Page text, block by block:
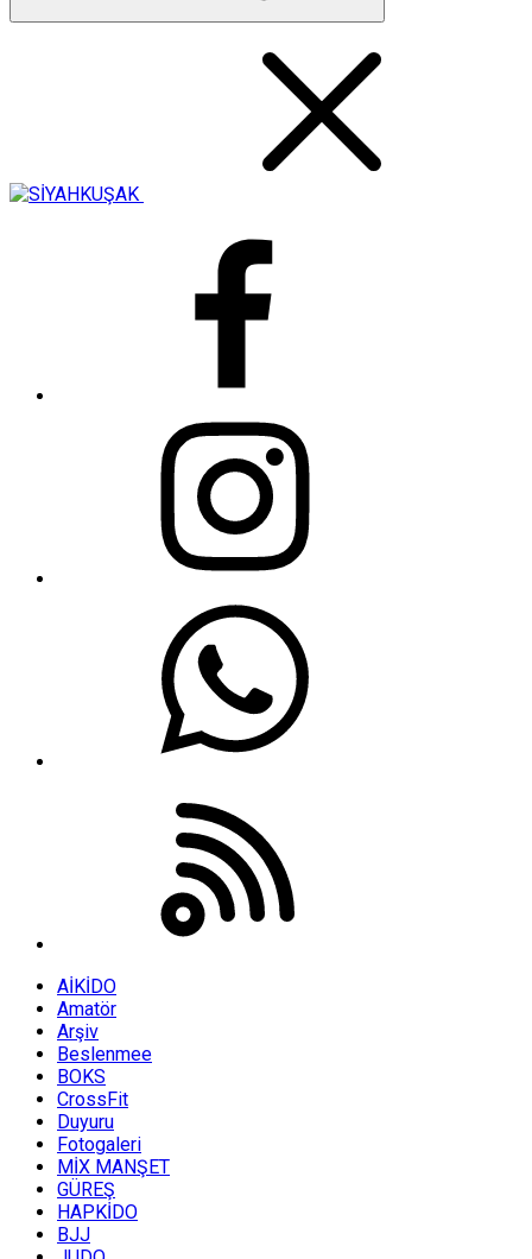
AİKİDO
Amatör
Arşiv
Beslenmee
BOKS
CrossFit
Duyuru
Fotogaleri
MİX MANŞET
GÜREŞ
HAPKİDO
BJJ